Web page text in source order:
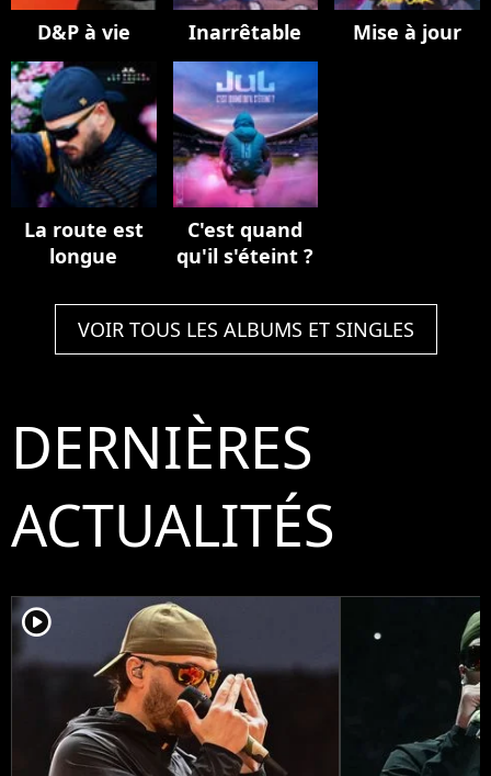
D&P à vie Inarrêtable Mise à jour
La route est
longue
C'est quand
qu'il s'éteint ?
VOIR TOUS LES ALBUMS ET SINGLES
DERNIÈRES
ACTUALITÉS
player2